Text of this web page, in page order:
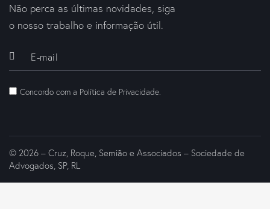
Não perca as últimas novidades, siga
o nosso trabalho e informação útil.
Concordo com a Política de Privacidade.
© 2026 – Cruz, Roque, Semião e Associados – Sociedade de
Advogados, SP, RL